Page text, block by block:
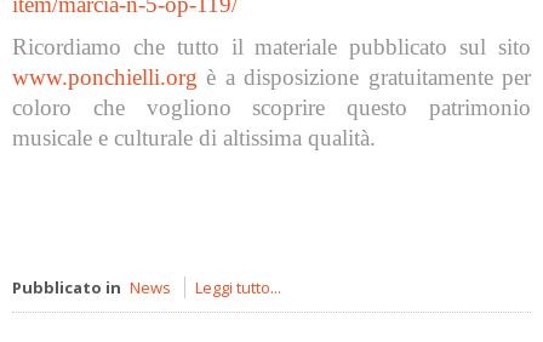
Ricordiamo che tutto il materiale pubblicato sul sito
www.ponchielli.org è a disposizione gratuitamente per
coloro che vogliono scoprire questo patrimonio
musicale e culturale di altissima qualità.
Pubblicato in News Leggi tutto...